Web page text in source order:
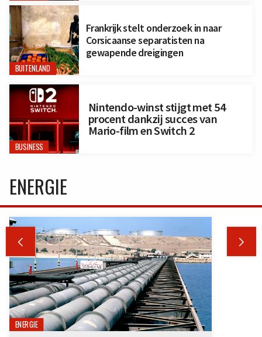
BUITENLAND
Frankrijk stelt onderzoek in naar
Corsicaanse separatisten na
gewapende dreigingen
BUSINESS
Nintendo-winst stijgt met 54
procent dankzij succes van
Mario-film en Switch 2
ENERGIE
 
ENERGIE